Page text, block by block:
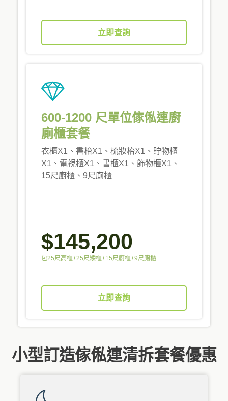
立即查詢
600-1200 尺單位傢俬連廚
廁櫃套餐
衣櫃X1、書枱X1、梳妝枱X1、貯物櫃
X1、電視櫃X1、書櫃X1、飾物櫃X1、
15尺廚櫃、9尺廁櫃
$145,200
包25尺高櫃+25尺矮櫃+15尺廚櫃+9尺廁櫃
立即查詢
小型訂造傢俬連清拆套餐優惠